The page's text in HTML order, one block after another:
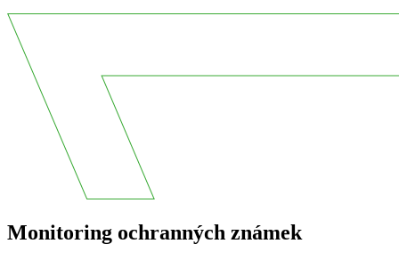
Monitoring ochranných známek